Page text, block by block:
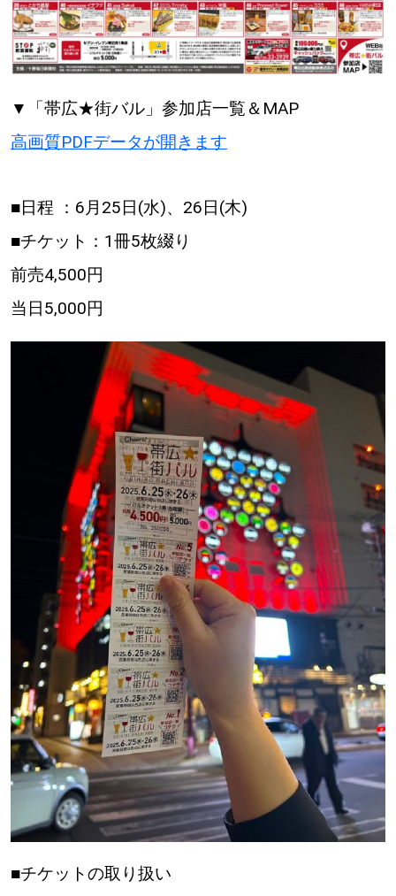
北海道で暮らす、あなたとつくる、
運営会社
情報提供・お問い合わせ
プライバシーポリシー
閉じる
▼「帯広★街バル」参加店一覧＆MAP
高画質PDFデータが開きます
■日程 ：6月25日(水)、26日(木)
■チケット：1冊5枚綴り
前売4,500円
当日5,000円
■チケットの取り扱い